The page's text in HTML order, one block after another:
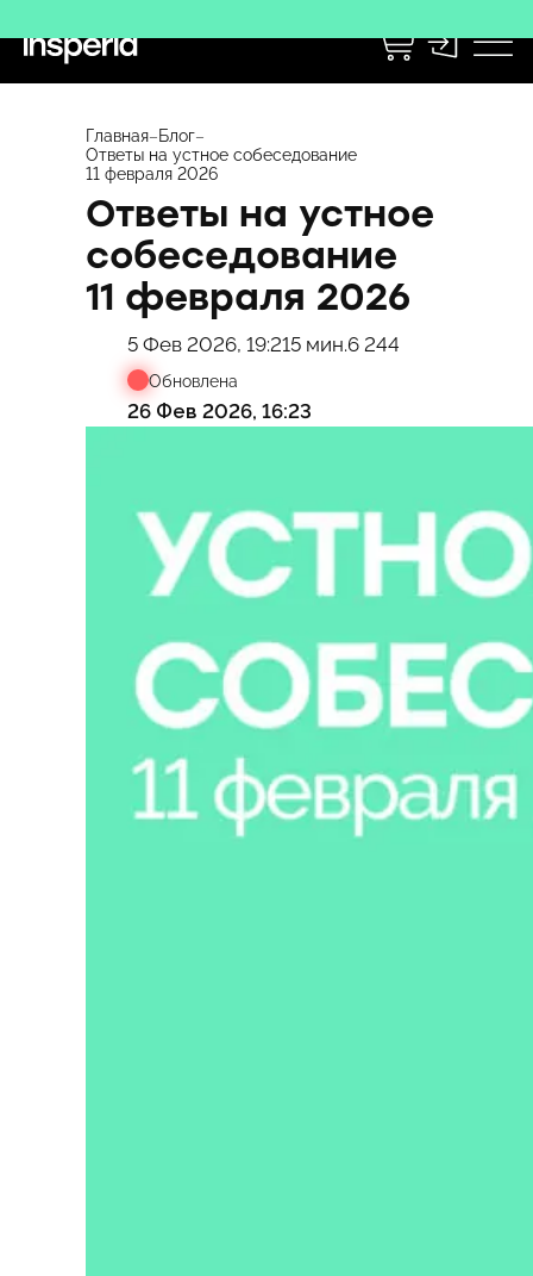
содержимому
Главная–Блог–
Ответы на устное собеседование
11 февраля 2026
Ответы на устное
собеседование
11 февраля 2026
5 Фев 2026, 19:215 мин.6 244
Обновлена
26 Фев 2026, 16:23